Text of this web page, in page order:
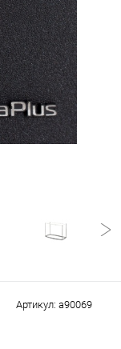
Артикул: a90069